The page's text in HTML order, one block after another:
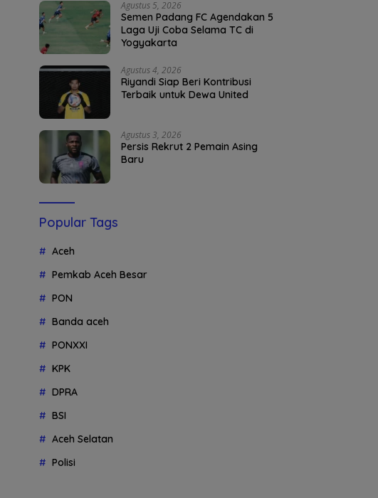
Agustus 5, 2026
Semen Padang FC Agendakan 5
Laga Uji Coba Selama TC di
Yogyakarta
Agustus 4, 2026
Riyandi Siap Beri Kontribusi
Terbaik untuk Dewa United
Agustus 3, 2026
Persis Rekrut 2 Pemain Asing
Baru
Popular Tags
Aceh
Pemkab Aceh Besar
PON
Banda aceh
PONXXI
KPK
DPRA
BSI
Aceh Selatan
Polisi